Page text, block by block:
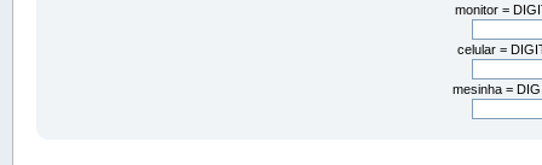
monitor =
celular =
mesinha =